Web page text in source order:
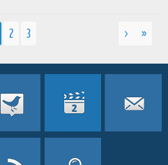
2 3 > »